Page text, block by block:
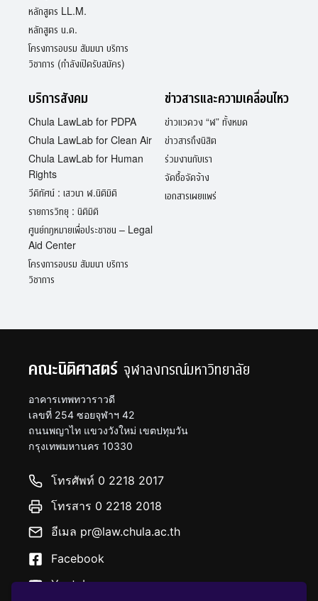
หลักสูตร LL.M.
หลักสูตร น.ด.
โครงการอบรม สัมมนา บริการ
วิชาการ (กำลังเปิดรับสมัคร)
บริการสังคม
Chula LawLab for PDPA
Chula LawLab for Clean Air
Chula LawLab for Human
Rights
วีดิทัศน์ : เสวนา ฬ.นิติมิติ
รายการวิทยุ : นิติมิติ
ศูนย์กฎหมายเพื่อประชาชน – Legal
Aid Center
โครงการอบรม สัมมนา บริการ
วิชาการ
ข่าวสารและความเคลื่อนไหว
ข่าวแวดวง “ฬ” ทั้งหมด
ข่าวสารถึงนิสิต
ร่วมงานกับเรา
จัดซื้อจัดจ้าง
เอกสารเผยแพร่
คณะนิติศาสตร์ จุฬาลงกรณ์มหาวิทยาลัย
อาคารเทพทวาราวดี
เลขที่ 254 ซอยจุฬาฯ 42
ถนนพญาไท แขวงวังใหม่ เขตปทุมวัน
กรุงเทพมหานคร 10330
โทรศัพท์ 0 2218 2017
โทรสาร 0 2218 2018
อีเมล pr@law.chula.ac.th
Facebook
Youtube